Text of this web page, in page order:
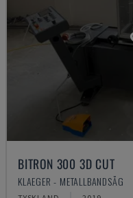
BITRON 300 3D CUT
KLAEGER - METALLBANDSÅG